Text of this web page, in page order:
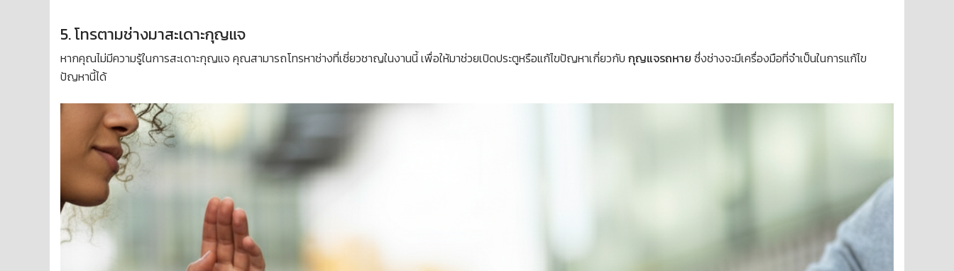
5. โทรตามช่างมาสะเดาะกุญแจ
หากคุณไม่มีความรู้ในการสะเดาะกุญแจ คุณสามารถโทรหาช่างที่เชี่ยวชาญในงานนี้ เพื่อให้มาช่วยเปิดประตูหรือแก้ไขปัญหาเกี่ยวกับ กุญแจรถหาย ซึ่งช่างจะมีเครื่องมือที่จำเป็นในการแก้ไข
ปัญหานี้ได้